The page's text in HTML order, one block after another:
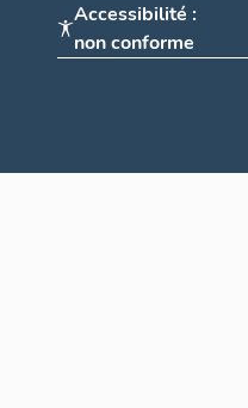
Accessibilité :
non conforme